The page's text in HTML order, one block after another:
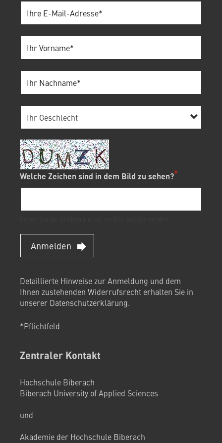
Welche Zeichen sind in dem Bild zu sehen?
Anmelden
Detaillierte Hinweise zur Anmeldung und dem
Ihnen zustehenden Widerrufsrecht erhalten Sie in
unserer Datenschutzerklärung.
*Pflichtfeld
Zentraler Kontakt
Hochschule Biberach
Biberach University of Applied Sciences
und
Akademie der Hochschule Biberach